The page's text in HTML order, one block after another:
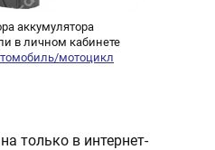
аккумулятора
в личном кабинете
мотоцикл
только в интернет-